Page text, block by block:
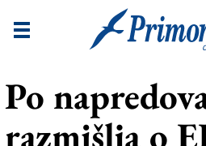
Novice
Goriška
Po
razmišlja o